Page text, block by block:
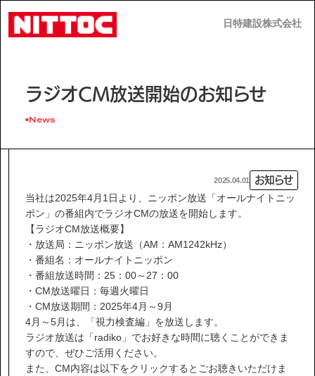
日特建設株式会社
日特建設株式会社
技術情報
企業情報
IR情報
サステナビリティ
ラジオCM放送開始のお知らせ
News
2025.04.01 お知らせ
当社は2025年4月1日より、ニッポン放送「オールナイトニッ
ポン」の番組内でラジオCMの放送を開始します。
【ラジオCM放送概要】
・放送局：ニッポン放送（AM：AM1242kHz）
・番組名：オールナイトニッポン
・番組放送時間：25：00～27：00
・CM放送曜日：毎週火曜日
・CM放送期間：2025年4月～9月
4月～5月は、「視力検査編」を放送します。
ラジオ放送は「radiko」でお好きな時間に聴くことができま
すので、ぜひご活用ください。
また、CM内容は以下をクリックするとごお聴きいただけま